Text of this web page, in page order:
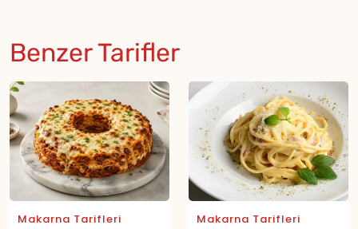
Benzer Tarifler
Makarna Tarifleri
Makarna Tarifleri